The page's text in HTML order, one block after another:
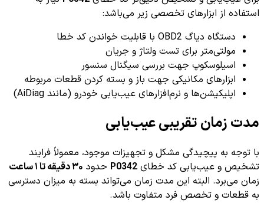
استفاده از ابزارهای تخصصی زیر می‌باشد:
دستگاه دیاگ OBD2 با قابلیت خواندن کد خطا
مولتی‌متر برای تست ولتاژ و جریان
اسیلوسکوپ جهت بررسی سیگنال سنسور
ابزارهای مکانیکی جهت باز و بسته کردن قطعات مربوطه
اپلیکیشن‌ها و نرم‌افزارهای عیب‌یابی خودرو (مانند AiDiag)
مدت زمان تقریبی عیب‌یابی
با توجه به پیچیدگی مشکل و تجهیزات موجود، معمولاً فرایند
تشخیص و عیب‌یابی کد خطای P0342 حدود ۳۰ دقیقه تا ۱ ساعت
زمان می‌برد. البته این مدت زمان می‌تواند بسته به میزان دسترسی
به قطعات و تخصص فرد متفاوت باشد.